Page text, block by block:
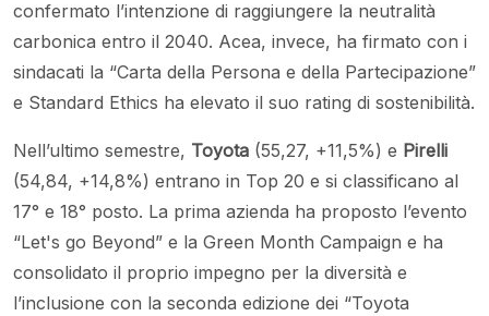
confermato l’intenzione di raggiungere la neutralità
carbonica entro il 2040. Acea, invece, ha firmato con i
sindacati la “Carta della Persona e della Partecipazione”
e Standard Ethics ha elevato il suo rating di sostenibilità.
Nell’ultimo semestre, Toyota (55,27, +11,5%) e Pirelli
(54,84, +14,8%) entrano in Top 20 e si classificano al
17° e 18° posto. La prima azienda ha proposto l’evento
“Let's go Beyond” e la Green Month Campaign e ha
consolidato il proprio impegno per la diversità e
l’inclusione con la seconda edizione dei “Toyota